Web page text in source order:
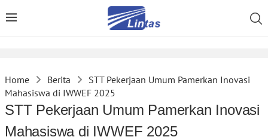
Home Berita
STT Pekerjaan Umum Pamerkan Inovasi
Mahasiswa di IWWEF 2025
STT Pekerjaan Umum Pamerkan Inovasi
Mahasiswa di IWWEF 2025